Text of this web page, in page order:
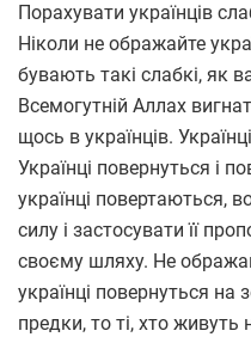
Порахувати українців
Ніколи не ображайте
бувають такі слабкі, як
Всемогутній Аллах
щось в українців.
Українці повернуться і
українці повертаються,
силу і застосувати її
своєму шляху. Не
українці повернуться на
предки, то ті, хто живуть